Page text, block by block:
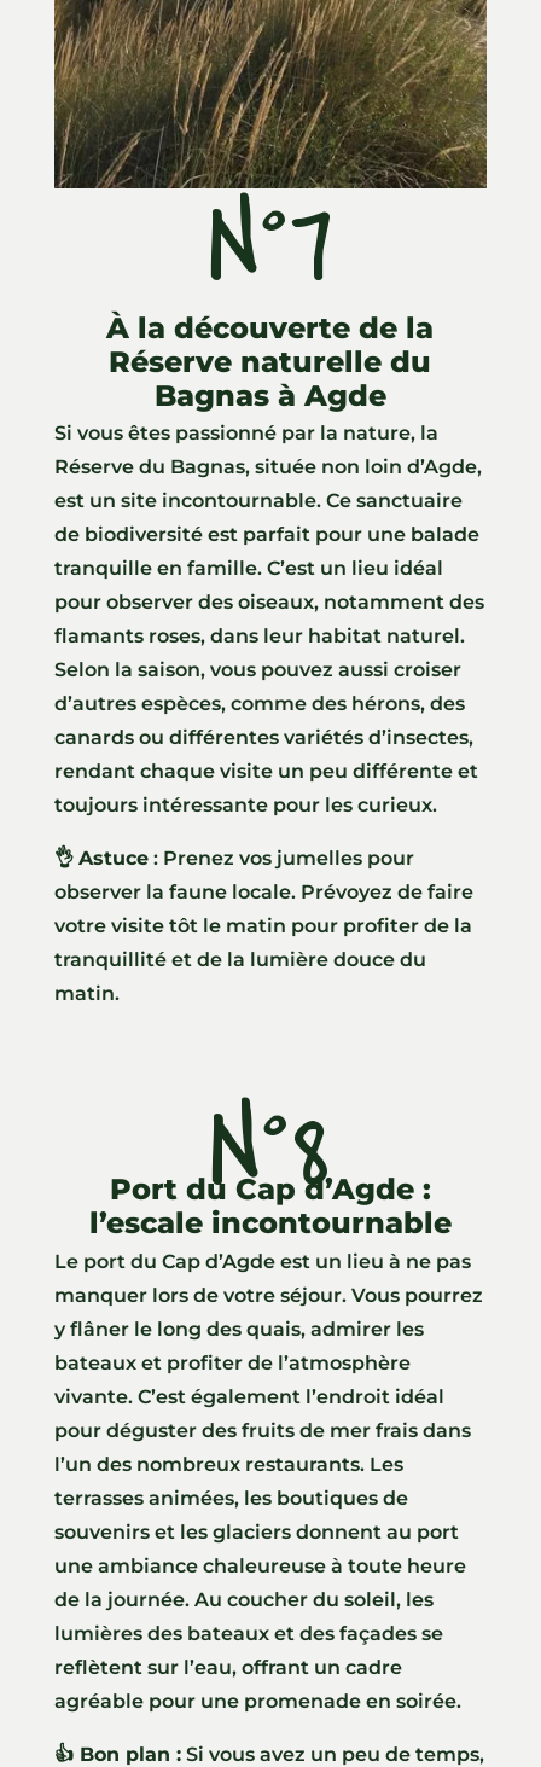
N°7
ll
À la découverte de la
Réserve naturelle du
Bagnas à Agde
Si vous êtes passionné par la nature, la
Réserve du Bagnas, située non loin d’Agde,
est un site incontournable. Ce sanctuaire
de biodiversité est parfait pour une balade
tranquille en famille. C’est un lieu idéal
pour observer des oiseaux, notamment des
flamants roses, dans leur habitat naturel.
Selon la saison, vous pouvez aussi croiser
d’autres espèces, comme des hérons, des
canards ou différentes variétés d’insectes,
rendant chaque visite un peu différente et
toujours intéressante pour les curieux.
👌 Astuce: Prenez vos jumelles pour
observer la faune locale. Prévoyez de faire
votre visite tôt le matin pour profiter de la
tranquillité et de la lumière douce du
matin.
N°8
Port du Cap d’Agde :
l’escale incontournable
Le port du Cap d’Agde est un lieu à ne pas
manquer lors de votre séjour. Vous pourrez
y flâner le long des quais, admirer les
bateaux et profiter de l’atmosphère
vivante. C’est également l’endroit idéal
pour déguster des fruits de mer frais dans
l’un des nombreux restaurants. Les
terrasses animées, les boutiques de
souvenirs et les glaciers donnent au port
une ambiance chaleureuse à toute heure
de la journée. Au coucher du soleil, les
lumières des bateaux et des façades se
reflètent sur l’eau, offrant un cadre
agréable pour une promenade en soirée.
👍 Bon plan :Si vous avez un peu de temps,